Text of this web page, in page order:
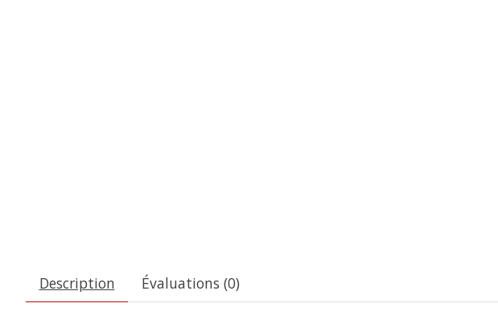
Description Évaluations (0)